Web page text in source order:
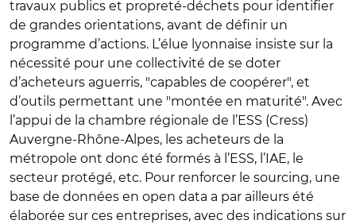
travaux publics et propreté-déchets pour identifier
de grandes orientations, avant de définir un
programme d’actions. L’élue lyonnaise insiste sur la
nécessité pour une collectivité de se doter
d’acheteurs aguerris, "capables de coopérer", et
d’outils permettant une "montée en maturité". Avec
l’appui de la chambre régionale de l’ESS (Cress)
Auvergne-Rhône-Alpes, les acheteurs de la
métropole ont donc été formés à l’ESS, l’IAE, le
secteur protégé, etc. Pour renforcer le sourcing, une
base de données en open data a par ailleurs été
élaborée sur ces entreprises, avec des indications sur